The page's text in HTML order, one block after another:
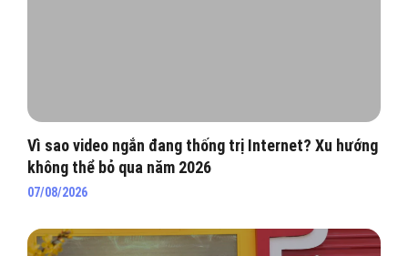
Vì sao video ngắn đang thống trị Internet? Xu hướng
không thể bỏ qua năm 2026
07/08/2026